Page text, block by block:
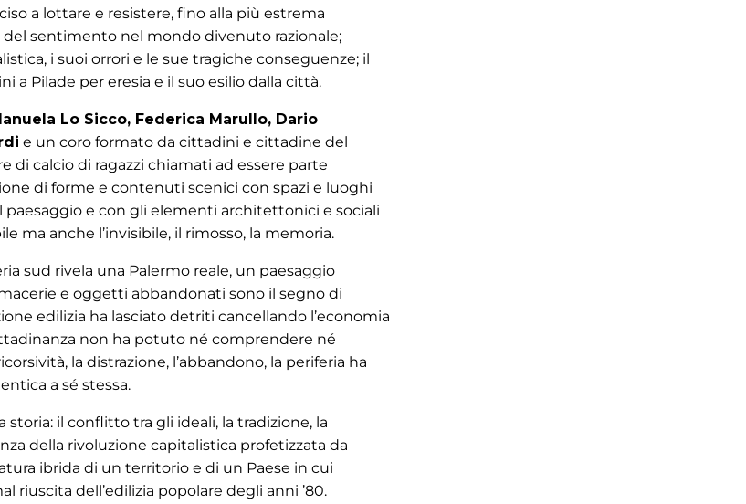
a lottare e resistere, fino alla più estrema
del sentimento nel mondo divenuto razionale;
i suoi orrori e le sue tragiche conseguenze; il
a Pilade per eresia e il suo esilio dalla città.
Lo Sicco, Federica Marullo, Dario
e un coro formato da cittadini e cittadine del
di calcio di ragazzi chiamati ad essere parte
di forme e contenuti scenici con spazi e luoghi
e con gli elementi architettonici e sociali
ma anche l’invisibile, il rimosso, la memoria.
sud rivela una Palermo reale, un paesaggio
e oggetti abbandonati sono il segno di
edilizia ha lasciato detriti cancellando l’economia
non ha potuto né comprendere né
la distrazione, l’abbandono, la periferia ha
a sé stessa.
il conflitto tra gli ideali, la tradizione, la
della rivoluzione capitalistica profetizzata da
ibrida di un territorio e di un Paese in cui
riuscita dell’edilizia popolare degli anni ’80.